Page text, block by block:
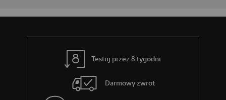
Testuj przez 8 tygodni
Darmowy zwrot